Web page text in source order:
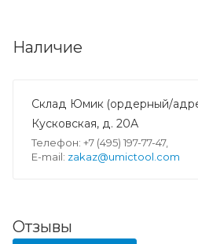
Наличие
Склад Юмик (ордерный/
Кусковская, д. 20А
Телефон: +7 (495) 197-77-47,
E-mail: zakaz@umictool.com
Отзывы